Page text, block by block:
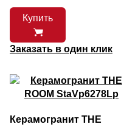
Купить
Заказать в один клик
Керамогранит THE